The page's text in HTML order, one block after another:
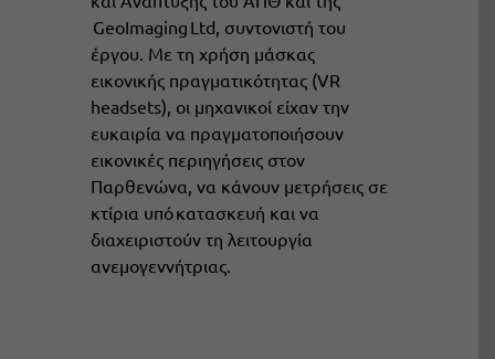
GeoImaging Ltd, συντονιστή του
έργου. Με τη χρήση μάσκας
εικονικής πραγματικότητας (VR
headsets), οι μηχανικοί είχαν την
ευκαιρία να πραγματοποιήσουν
εικονικές περιηγήσεις στον
Παρθενώνα, να κάνουν μετρήσεις σε
κτίρια υπό κατασκευή και να
διαχειριστούν τη λειτουργία
ανεμογεννήτριας.